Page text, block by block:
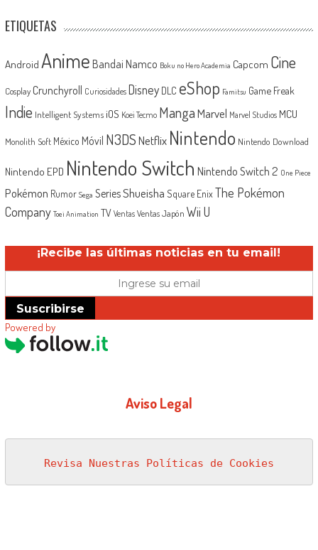
ETIQUETAS
Android Anime Bandai Namco Boku no Hero Academia Capcom Cine
Cosplay Crunchyroll Curiosidades Disney DLC eShop Famitsu Game Freak
Indie Intelligent Systems iOS Koei Tecmo MangaMarvel Marvel Studios MCU
Monolith Soft México Móvil N3DSNetflix Nintendo Nintendo Download
Nintendo EPD Nintendo Switch Nintendo Switch 2 One Piece
Pokémon Rumor Sega SeriesShueisha Square EnixThe Pokémon
Company Toei Animation TV Ventas Ventas Japón Wii U
¡Recibe las últimas noticias en tu email!
Suscribirse
Powered by
Aviso Legal
Revisa Nuestras Políticas de Cookies